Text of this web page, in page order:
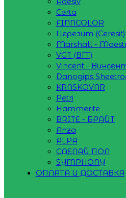
Certa
FINNCOLOR
Церезит (Ceresit)
Marshall -
VGT (ВГТ)
Vincent -
Danogips
KRASKOVAR
Petri
Hammerite
BRITE - БРАЙТ
Anza
ALPA
СДЕЛАЙ ПОЛ
SYMPHONY
ОПЛАТА И ДОСТАВКА